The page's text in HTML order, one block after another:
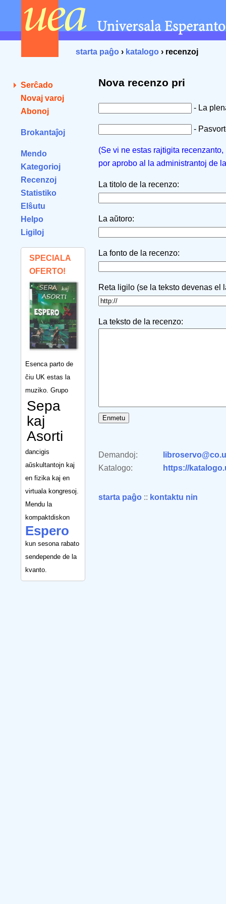
starta paĝo › katalogo › recenzoj
Serĉado
Novaj varoj
Abonoj
Brokantaĵoj
Mendo
Kategorioj
Recenzoj
Statistiko
Elŝutu
Helpo
Ligiloj
SPECIALA
OFERTO!
Esenca parto de
ĉiu UK estas la
muziko. Grupo
Sepa
kaj
Asorti
dancigis
aŭskultantojn kaj
en fizika kaj en
virtuala kongresoj.
Mendu la
kompaktdiskon
Espero
kun sesona rabato
sendepende de la
kvanto.
Nova recenzo pri
- La
-
(Se vi ne estas rajtigita
por aprobo al la administrantoj de
La titolo de la recenzo:
La aŭtoro:
La fonto de la recenzo:
Reta ligilo (se la teksto devenas el
La teksto de la recenzo:
Demandoj:
Katalogo:
https://
starta paĝo :: kontaktu nin